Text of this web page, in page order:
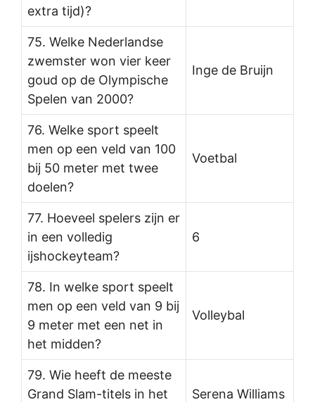
extra tijd)?
75. Welke Nederlandse
zwemster won vier keer
goud op de Olympische
Spelen van 2000?
Inge de Bruijn
76. Welke sport speelt
men op een veld van 100
bij 50 meter met twee
doelen?
Voetbal
77. Hoeveel spelers zijn er
in een volledig
ijshockeyteam?
6
78. In welke sport speelt
men op een veld van 9 bij
9 meter met een net in
het midden?
Volleybal
79. Wie heeft de meeste
Grand Slam-titels in het
Serena Williams